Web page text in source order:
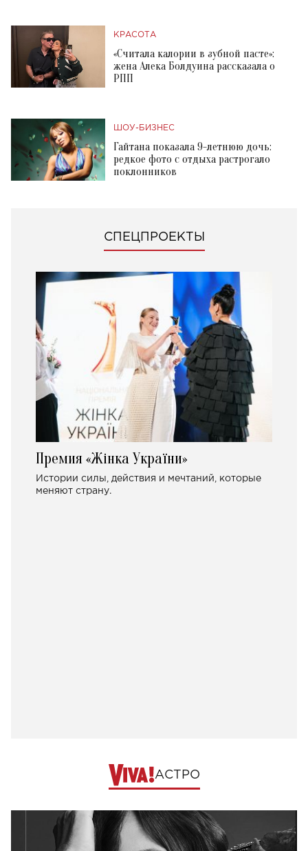
КРАСОТА
«Считала калории в зубной пасте»:
жена Алека Болдуина рассказала о
РПП
ШОУ-БИЗНЕС
Гайтана показала 9-летнюю дочь:
редкое фото с отдыха растрогало
поклонников
СПЕЦПРОЕКТЫ
Премия «Жінка України»
Истории силы, действия и мечтаний, которые
меняют страну.
АСТРО